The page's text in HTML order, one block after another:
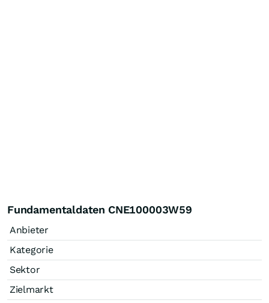
Fundamentaldaten CNE100003W59
Anbieter
Kategorie
Sektor
Zielmarkt